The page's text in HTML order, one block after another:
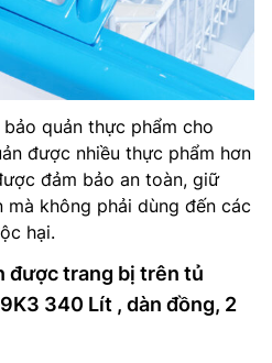
quản thực phẩm cho
được nhiều thực phẩm hơn
đảm bảo an toàn, giữ
không phải dùng đến các
hại.
được trang bị trên tủ
340 Lít , dàn đồng, 2